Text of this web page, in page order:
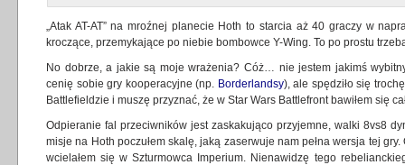
„Atak AT-AT” na mroźnej planecie Hoth to starcia aż 40 graczy w
kroczące, przemykające po niebie bombowce Y-Wing. To po prostu
No dobrze, a jakie są moje wrażenia? Cóż… nie jestem jakimś
cenię sobie gry kooperacyjne (np. Borderlandsy), ale spędziło się
Battlefieldzie i muszę przyznać, że w Star Wars Battlefront bawiłem się
Odpieranie fal przeciwników jest zaskakująco przyjemne, walki 8vs8
misje na Hoth poczułem skalę, jaką zaserwuje nam pełna wersja tej
wcielałem się w Szturmowca Imperium. Nienawidzę tego